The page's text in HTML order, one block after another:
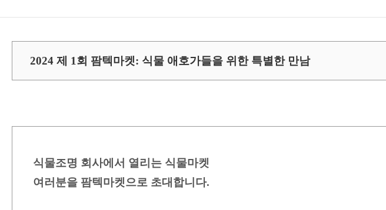
2024 제 1회 팜텍마켓: 식물 애호가들을 위한 특별한 만남
식물조명 회사에서 열리는 식물마켓
여러분을 팜텍마켓으로 초대합니다.